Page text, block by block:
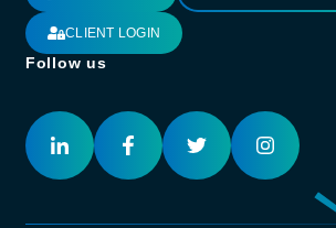
CLIENT LOGIN
Follow us